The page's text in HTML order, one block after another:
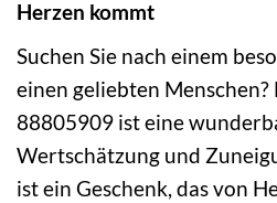
Herzen kommt
Suchen Sie nach einem
einen geliebten
88805909 ist eine
Wertschätzung und
ist ein Geschenk, das von